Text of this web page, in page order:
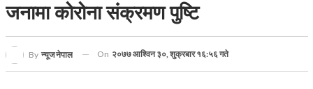
जनामा कोरोना संक्रमण पुष्टि
By न्यूज नेपाल On २०७७ आश्विन ३०, शुक्रबार १६:५६ गते